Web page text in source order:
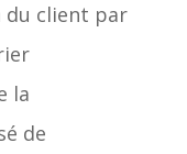
du client par
la
de